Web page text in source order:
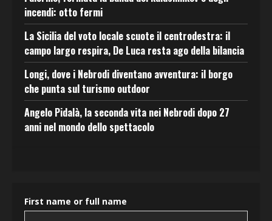
incendi: otto fermi
La Sicilia del voto locale scuote il centrodestra: il
campo largo respira, De Luca resta ago della bilancia
Longi, dove i Nebrodi diventano avventura: il borgo
che punta sul turismo outdoor
Angelo Pidalà, la seconda vita nei Nebrodi dopo 27
anni nel mondo dello spettacolo
First name or full name